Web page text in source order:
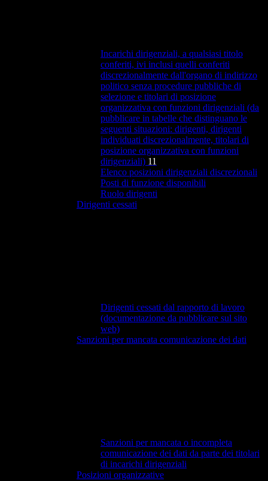
Incarichi dirigenziali, a qualsiasi titolo
conferiti, ivi inclusi quelli conferiti
discrezionalmente dall'organo di indirizzo
politico senza procedure pubbliche di
selezione e titolari di posizione
organizzativa con funzioni dirigenziali (da
pubblicare in tabelle che distinguano le
seguenti situazioni: dirigenti, dirigenti
individuati discrezionalmente, titolari di
posizione organizzativa con funzioni
dirigenziali) 11
Elenco posizioni dirigenziali discrezionali
Posti di funzione disponibili
Ruolo dirigenti
Dirigenti cessati
Dirigenti cessati dal rapporto di lavoro
(documentazione da pubblicare sul sito
web)
Sanzioni per mancata comunicazione dei dati
Sanzioni per mancata o incompleta
comunicazione dei dati da parte dei titolari
di incarichi dirigenziali
Posizioni organizzative